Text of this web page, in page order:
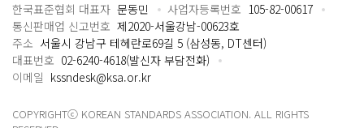
한국표준협회 대표자 문동민 사업자등록번호 105-82-00617
통신판매업 신고번호 제2020-서울강남-00623호
주소 서울시 강남구 테헤란로69길 5 (삼성동, DT센터)
대표번호 02-6240-4618(발신자 부담전화)
이메일 kssndesk@ksa.or.kr
COPYRIGHTⓒ KOREAN STANDARDS ASSOCIATION. ALL RIGHTS